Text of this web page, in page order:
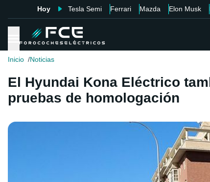
Hoy Tesla Semi Ferrari Mazda Elon Musk
Inicio Noticias
El Hyundai Kona Eléctrico
pruebas de homologación